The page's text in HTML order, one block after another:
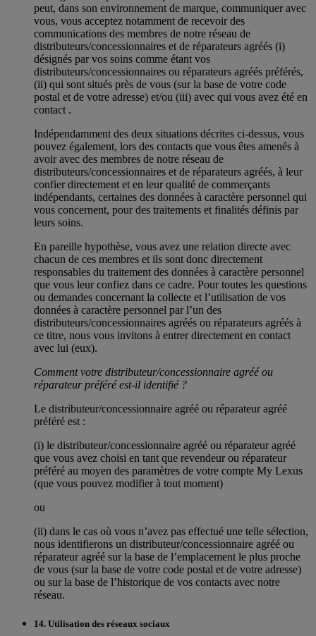
peut, dans son environnement de marque, communiquer avec
vous, vous acceptez notamment de recevoir des
communications des membres de notre réseau de
distributeurs/concessionnaires et de réparateurs agréés (i)
désignés par vos soins comme étant vos
distributeurs/concessionnaires ou réparateurs agréés préférés,
(ii) qui sont situés près de vous (sur la base de votre code
postal et de votre adresse) et/ou (iii) avec qui vous avez été en
contact .
Indépendamment des deux situations décrites ci-dessus, vous
pouvez également, lors des contacts que vous êtes amenés à
avoir avec des membres de notre réseau de
distributeurs/concessionnaires et de réparateurs agréés, à leur
confier directement et en leur qualité de commerçants
indépendants, certaines des données à caractère personnel qui
vous concernent, pour des traitements et finalités définis par
leurs soins.
En pareille hypothèse, vous avez une relation directe avec
chacun de ces membres et ils sont donc directement
responsables du traitement des données à caractère personnel
que vous leur confiez dans ce cadre. Pour toutes les questions
ou demandes concernant la collecte et l’utilisation de vos
données à caractère personnel par l’un des
distributeurs/concessionnaires agréés ou réparateurs agréés à
ce titre, nous vous invitons à entrer directement en contact
avec lui (eux).
Comment votre distributeur/concessionnaire agréé ou
réparateur préféré est-il identifié ?
Le distributeur/concessionnaire agréé ou réparateur agréé
préféré est :
(i) le distributeur/concessionnaire agréé ou réparateur agréé
que vous avez choisi en tant que revendeur ou réparateur
préféré au moyen des paramètres de votre compte My Lexus
(que vous pouvez modifier à tout moment)
ou
(ii) dans le cas où vous n’avez pas effectué une telle sélection,
nous identifierons un distributeur/concessionnaire agréé ou
réparateur agréé sur la base de l’emplacement le plus proche
de vous (sur la base de votre code postal et de votre adresse)
ou sur la base de l’historique de vos contacts avec notre
réseau.
14. Utilisation des réseaux sociaux